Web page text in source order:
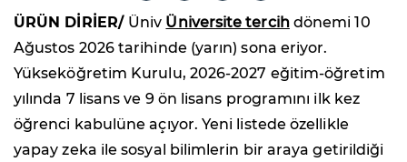
ÜRÜN DİRİER/ Üniv Üniversite tercihdönemi 10
Ağustos 2026 tarihinde (yarın) sona eriyor.
Yükseköğretim Kurulu, 2026-2027 eğitim-öğretim
yılında 7 lisans ve 9 ön lisans programını ilk kez
öğrenci kabulüne açıyor. Yeni listede özellikle
yapay zeka ile sosyal bilimlerin bir araya getirildiği